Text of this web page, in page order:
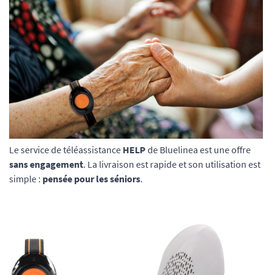
Le service de téléassistance HELP de Bluelinea est une offre
sans engagement. La livraison est rapide et son utilisation est
simple : pensée pour les séniors.